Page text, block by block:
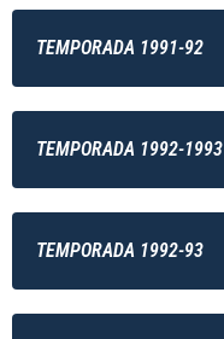
TEMPORADA 1991-92
TEMPORADA 1992-1993
TEMPORADA 1992-93